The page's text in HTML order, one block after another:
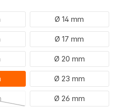
Ø 14 mm
Ø 17 mm
Ø 20 mm
Ø 23 mm
optie is momenteel niet beschikbaar.)
Ø 26 mm